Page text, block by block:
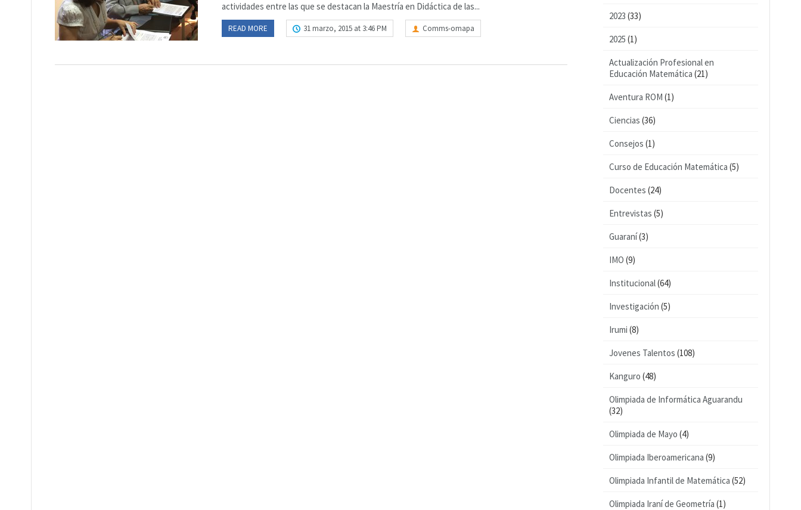
actividades entre las que se destacan la Maestría en Didáctica de las...
READ MORE 31 marzo, 2015 at 3:46 PM Comms-omapa
2023 (33)
2025 (1)
Actualización Profesional en
Educación Matemática (21)
Aventura ROM (1)
Ciencias (36)
Consejos (1)
Curso de Educación Matemática (5)
Docentes (24)
Entrevistas (5)
Guaraní(3)
IMO (9)
Institucional(64)
Investigación (5)
Irumi (8)
Jovenes Talentos (108)
Kanguro (48)
Olimpiada de Informática Aguarandu
(32)
Olimpiada de Mayo (4)
Olimpiada Iberoamericana (9)
Olimpiada Infantil de Matemática (52)
Olimpiada Iraní de Geometría (1)